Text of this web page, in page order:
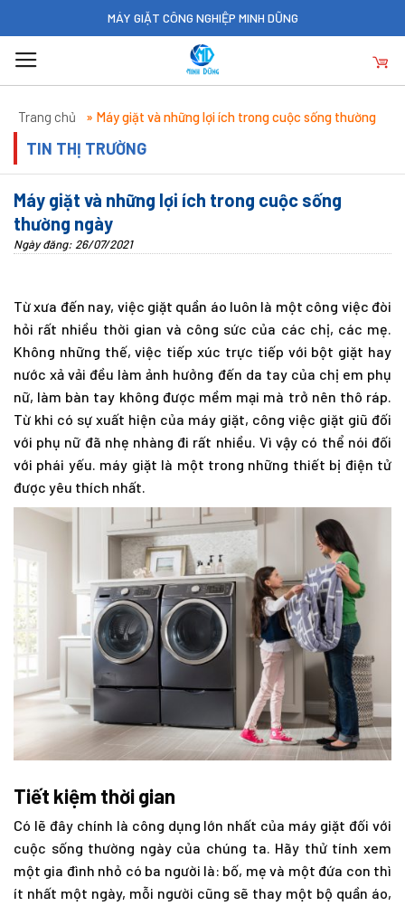
to
content
MÁY GIẶT CÔNG NGHIỆP MINH DŨNG
Trang chủ » Máy giặt và những lợi ích trong cuộc sống thường
ngày
TIN THỊ TRƯỜNG
Máy giặt và những lợi ích trong cuộc sống
thường ngày
Ngày đăng: 26/07/2021
Từ xưa đến nay, việc giặt quần áo luôn là một công việc đòi
hỏi rất nhiều thời gian và công sức của các chị, các mẹ.
Không những thế, việc tiếp xúc trực tiếp với bột giặt hay
nước xả vải đều làm ảnh hưởng đến da tay của chị em phụ
nữ, làm bàn tay không được mềm mại mà trở nên thô ráp.
Từ khi có sự xuất hiện của máy giặt, công việc giặt giũ đối
với phụ nữ đã nhẹ nhàng đi rất nhiều. Vì vậy có thể nói đối
với phái yếu. máy giặt là một trong những thiết bị điện tử
được yêu thích nhất.
Tiết kiệm thời gian
Có lẽ đây chính là công dụng lớn nhất của máy giặt đối với
cuộc sống thường ngày của chúng ta. Hãy thử tính xem
một gia đình nhỏ có ba người là: bố, mẹ và một đứa con thì
ít nhất một ngày, mỗi người cũng sẽ thay một bộ quần áo,